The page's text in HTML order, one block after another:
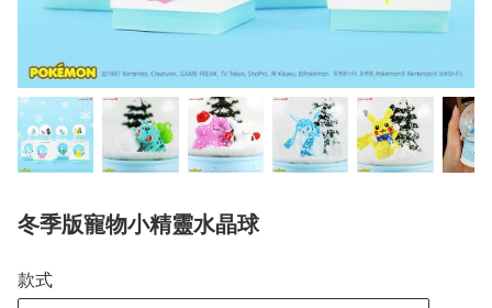
冬季版寵物小精靈水晶球
款式